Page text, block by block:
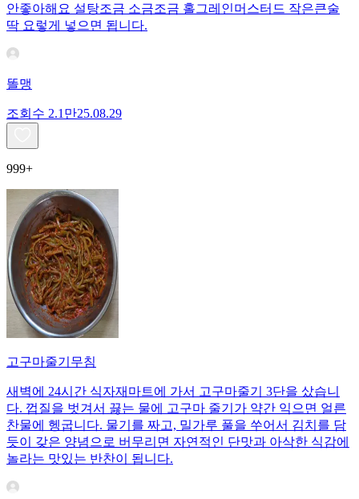
안좋아해요 설탕조금 소금조금 홀그레인머스터드 작은큰술
딱 요렇게 넣으면 됩니다.
똘맹
조회수 2.1만25.08.29
999+
고구마줄기무침
새벽에 24시간 식자재마트에 가서 고구마줄기 3단을 샀습니
다. 껍질을 벗겨서 끓는 물에 고구마 줄기가 약간 익으면 얼른
찬물에 헹굽니다. 물기를 짜고, 밀가루 풀을 쑤어서 김치를 담
듯이 갖은 양념으로 버무리면 자연적인 단맛과 아삭한 식감에
놀라는 맛있는 반찬이 됩니다.